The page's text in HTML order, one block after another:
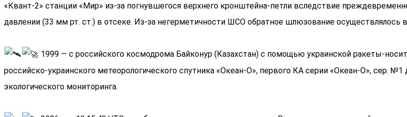
«Квант-2» станции «Мир» из-за погнувшегося верхнего кронштейна-петли вследствие
давлении (33 мм рт. ст.) в отсеке. Из-за негерметичности ШСО обратное шлюзование осуществлялось
1999 — с российского космодрома Байконур (Казахстан) с помощью украинской ракеты-
российско-украинского метеорологического спутника «Океан-О», первого КА серии «Океан-О», сер.
экологического мониторинга.